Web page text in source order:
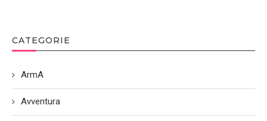
CATEGORIE
ArmA
Avventura